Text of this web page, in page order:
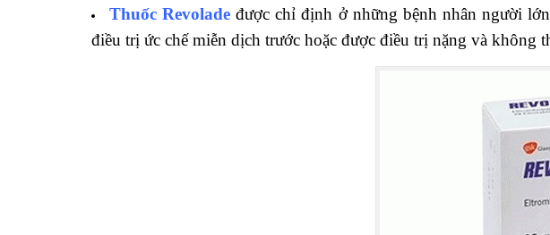
Thuốc Revolade được chỉ định ở những bệnh nhân người
điều trị ức chế miễn dịch trước hoặc được điều trị nặng và không